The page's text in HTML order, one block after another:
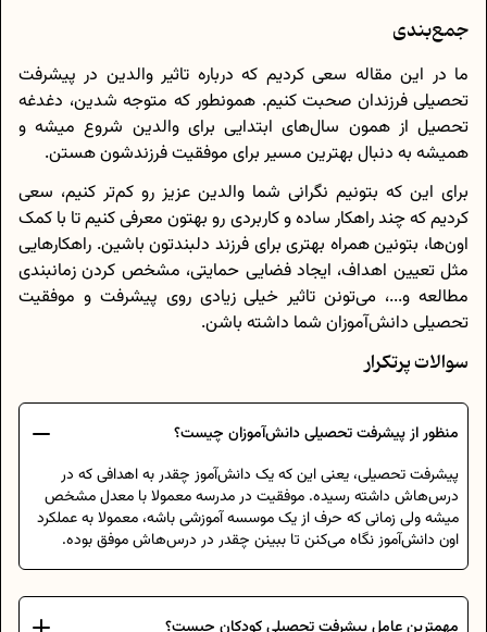
جمع‌بندی
ما در این مقاله سعی کردیم که درباره تاثیر والدین در پیشرفت
تحصیلی فرزندان صحبت کنیم. همونطور که متوجه شدین، دغدغه
تحصیل از همون سال‌های ابتدایی برای والدین شروع میشه و
همیشه به دنبال بهترین مسیر برای موفقیت فرزندشون هستن.
برای این که بتونیم نگرانی شما والدین عزیز رو کم‌تر کنیم، سعی
کردیم که چند راهکار ساده و کاربردی رو بهتون معرفی کنیم تا با کمک
اون‌ها، بتونین همراه بهتری برای فرزند دلبندتون باشین. راهکارهایی
مثل تعیین اهداف، ایجاد فضایی حمایتی، مشخص کردن زمانبندی
مطالعه و...، می‌تونن تاثیر خیلی زیادی روی پیشرفت و موفقیت
تحصیلی دانش‌آموزان شما داشته باشن.
سوالات پرتکرار
منظور از پیشرفت تحصیلی دانش‌آموزان چیست؟
پیشرفت تحصیلی، یعنی این که یک دانش‌آموز چقدر به اهدافی که در
درس‌هاش داشته رسیده. موفقیت در مدرسه معمولا با معدل مشخص
میشه ولی زمانی که حرف از یک موسسه آموزشی باشه، معمولا به عملکرد
اون دانش‌آموز نگاه می‌کنن تا ببینن چقدر در درس‌هاش موفق بوده.